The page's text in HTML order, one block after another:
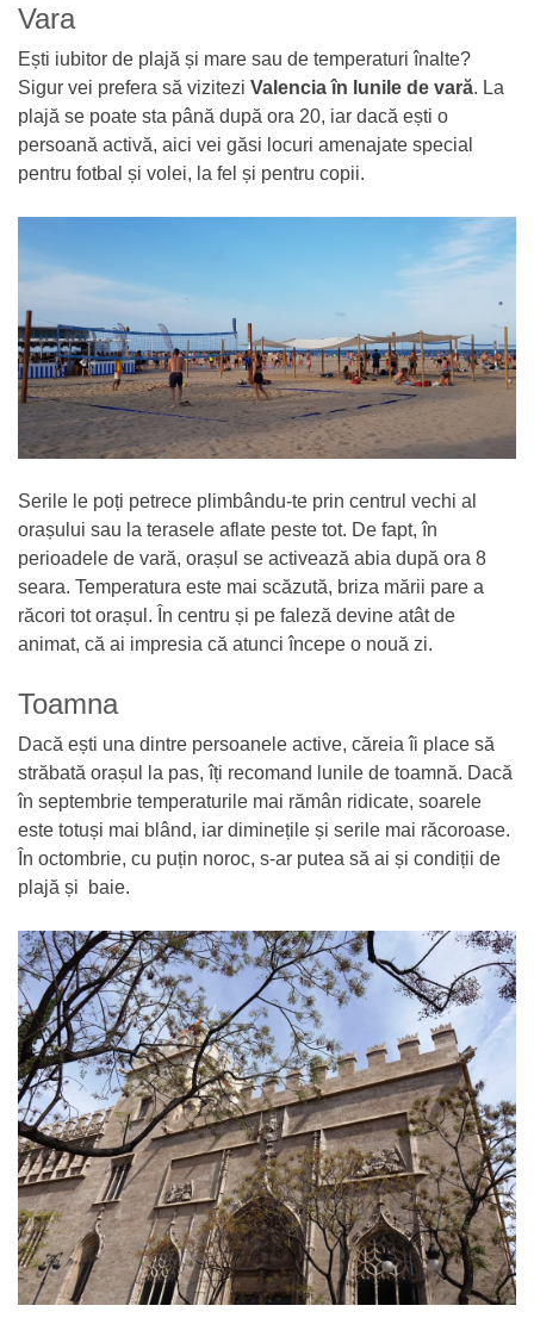
Vara
Ești iubitor de plajă și mare sau de temperaturi înalte?
Sigur vei prefera să vizitezi Valencia în lunile de vară. La
plajă se poate sta până după ora 20, iar dacă ești o
persoană activă, aici vei găsi locuri amenajate special
pentru fotbal și volei, la fel și pentru copii.
Serile le poți petrece plimbându-te prin centrul vechi al
orașului sau la terasele aflate peste tot. De fapt, în
perioadele de vară, orașul se activează abia după ora 8
seara. Temperatura este mai scăzută, briza mării pare a
răcori tot orașul. În centru și pe faleză devine atât de
animat, că ai impresia că atunci începe o nouă zi.
Toamna
Dacă ești una dintre persoanele active, căreia îi place să
străbată orașul la pas, îți recomand lunile de toamnă. Dacă
în septembrie temperaturile mai rămân ridicate, soarele
este totuși mai blând, iar diminețile și serile mai răcoroase.
În octombrie, cu puțin noroc, s-ar putea să ai și condiții de
plajă și baie.